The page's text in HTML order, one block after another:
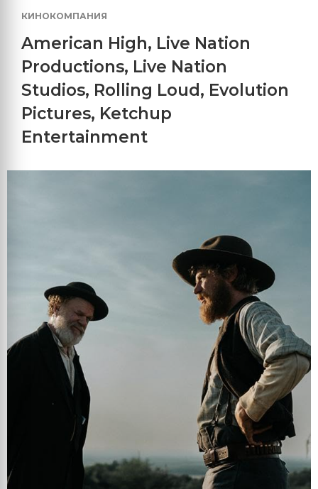
КИНОКОМПАНИЯ
American High, Live Nation
Productions, Live Nation
Studios, Rolling Loud , Evolution
Pictures, Ketchup
Entertainment